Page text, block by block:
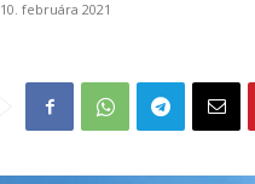
10. februára 2021